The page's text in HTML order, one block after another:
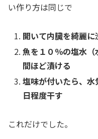
い作り方は同じで
開いて内臓を綺麗に
魚を１０％の塩水
間ほど漬ける
塩味が付いたら、
日程度干す
これだけでした。